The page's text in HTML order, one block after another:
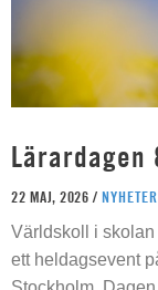
Lärardagen
22 MAJ, 2026 / NYHETER
Världskoll i skolan
ett heldagsevent